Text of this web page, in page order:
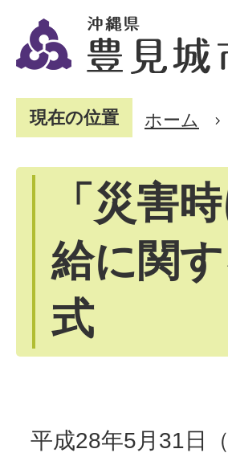
現在の位置 ホーム
「災害
給に関
式
平成28年5月31日